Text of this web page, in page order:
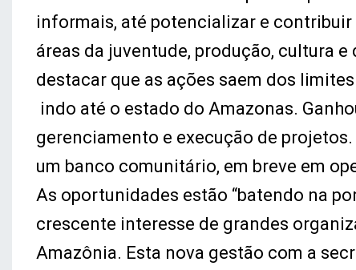
informais, até potencializar e
áreas da juventude, produção, cultura
destacar que as ações saem dos
indo até o estado do Amazonas.
gerenciamento e execução de
um banco comunitário, em breve em
As oportunidades estão “batendo na
crescente interesse de grandes
Amazônia. Esta nova gestão com a